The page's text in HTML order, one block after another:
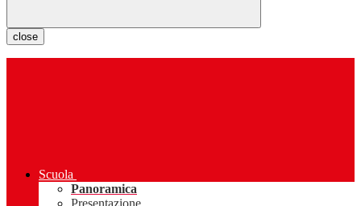
close
Scuola
Panoramica